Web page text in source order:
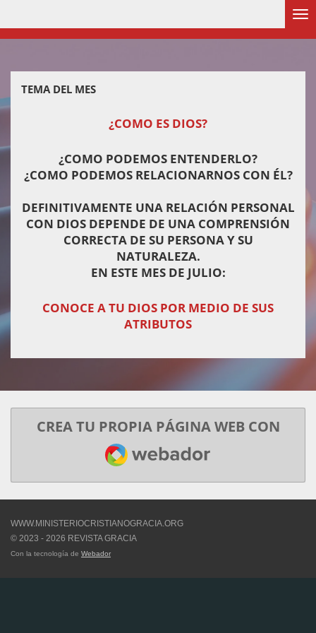
al
TEMA DEL MES
¿COMO ES DIOS?
¿COMO PODEMOS ENTENDERLO?
¿COMO PODEMOS RELACIONARNOS CON ÉL?
DEFINITIVAMENTE UNA RELACIÓN PERSONAL
CON DIOS DEPENDE DE UNA COMPRENSIÓN
CORRECTA DE SU PERSONA Y SU
NATURALEZA.
EN ESTE MES DE JULIO:
CONOCE A TU DIOS POR MEDIO DE SUS
ATRIBUTOS
CREA TU PROPIA PÁGINA WEB CON
WEBADOR
WWW.MINISTERIOCRISTIANOGRACIA.ORG
© 2023 - 2026 REVISTA GRACIA
Con la tecnología de Webador